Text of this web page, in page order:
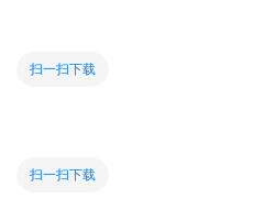
扫一扫下载
扫一扫下载